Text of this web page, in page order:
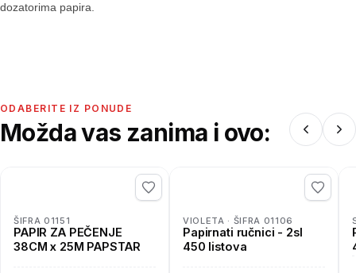
dozatorima papira.
ODABERITE IZ PONUDE
Možda vas zanima i ovo:
ŠIFRA 01151
PAPIR ZA PEČENJE
38CM x 25M PAPSTAR
VIOLETA · ŠIFRA 01106
Papirnati ručnici - 2sl
450 listova